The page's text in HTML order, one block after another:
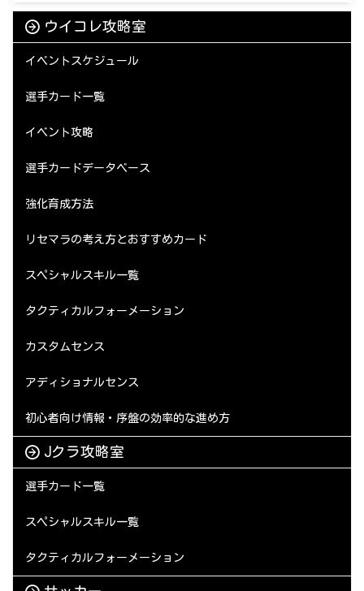
ウイコレ攻略室
イベントスケジュール
選手カード一覧
イベント攻略
選手カードデータベース
強化育成方法
リセマラの考え方とおすすめカード
スペシャルスキル一覧
タクティカルフォーメーション
カスタムセンス
アディショナルセンス
初心者向け情報・序盤の効率的な進め方
Jクラ攻略室
選手カード一覧
スペシャルスキル一覧
タクティカルフォーメーション